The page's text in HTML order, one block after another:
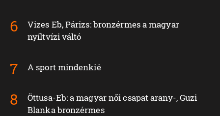
Vizes Eb, Párizs: bronzérmes a magyar
nyíltvízi váltó
A sport mindenkié
Öttusa-Eb: a magyar női csapat arany-, Guzi
Blanka bronzérmes